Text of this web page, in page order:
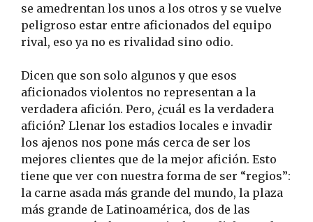
se amedrentan los unos a los otros y se vuelve
peligroso estar entre aficionados del equipo
rival, eso ya no es rivalidad sino odio.
Dicen que son solo algunos y que esos
aficionados violentos no representan a la
verdadera afición. Pero, ¿cuál es la verdadera
afición? Llenar los estadios locales e invadir
los ajenos nos pone más cerca de ser los
mejores clientes que de la mejor afición. Esto
tiene que ver con nuestra forma de ser “regios”:
la carne asada más grande del mundo, la plaza
más grande de Latinoamérica, dos de las